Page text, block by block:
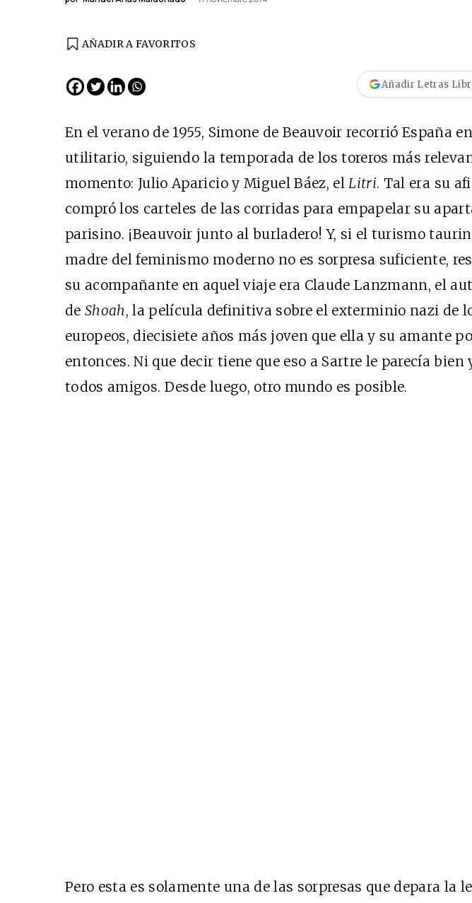
AÑADIR A FAVORITOS
Añadir Letras
En el verano de 1955, Simone de Beauvoir recorrió España
utilitario, siguiendo la temporada de los toreros más
momento: Julio Aparicio y Miguel Báez, elLitri. Tal era su
compró los carteles de las corridas para empapelar su
parisino. ¡Beauvoir junto al burladero! Y, si el turismo
madre del feminismo moderno no es sorpresa suficiente,
su acompañante en aquel viaje era Claude Lanzmann, el
deShoah, la película definitiva sobre el exterminio nazi de
europeos, diecisiete años más joven que ella y su amante
entonces. Ni que decir tiene que eso a Sartre le parecía bien
todos amigos. Desde luego, otro mundo es posible.
Pero esta es solamente una de las sorpresas que depara la
Cine desde los
EDICIÓN MÉXICO
SUSCRÍBETE